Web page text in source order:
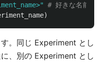
"
)
。同じ Experiment とし
、別の Experiment とし